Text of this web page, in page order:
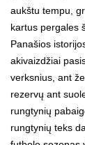
aukštu tempu,
kartus pergales
Panašios
akivaizdžiai
verksnius, ant
rezervų ant
rungtynių
rungtynių teks